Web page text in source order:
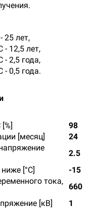
25 лет,
- 12,5 лет,
- 2,5 года,
- 0,5 года.
98
[месяц]
24
2.5
[°C]
-15
тока,
660
[кВ]
1